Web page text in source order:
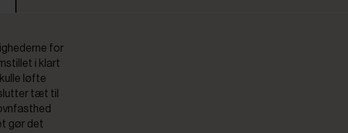
for
i klart
løfte
tæt til
gør det